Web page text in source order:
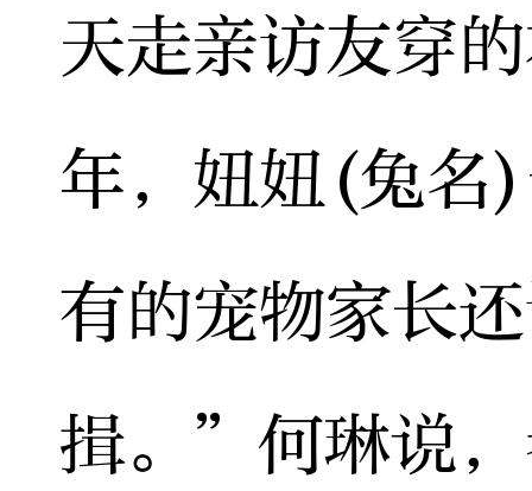
天走亲访友穿
年，妞妞(兔名
有的宠物家长
揖。”何琳说